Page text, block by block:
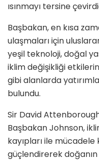
ısınmayı tersine
Başbakan, en kısa
ulaşmaları için
yeşil teknoloji, doğal
iklim değişikliği
gibi alanlarda
bulundu.
Sir David
Başbakan Johnson,
kayıpları ile mücadele
güçlendirerek doğanın